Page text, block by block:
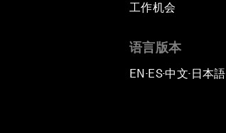
工作机会
语言版本
EN ▪ES▪中文▪ 日本語